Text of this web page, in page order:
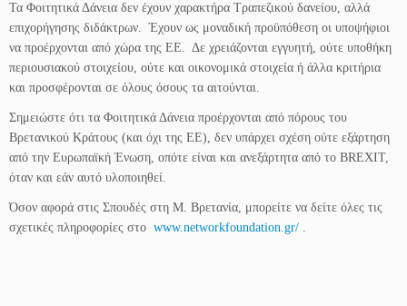
Τα Φοιτητικά Δάνεια δεν έχουν χαρακτήρα Τραπεζικού δανείου, αλλά
επιχορήγησης διδάκτρων. Έχουν ως μοναδική προϋπόθεση οι υποψήφιοι
να προέρχονται από χώρα της ΕΕ. Δε χρειάζονται εγγυητή, ούτε υποθήκη
περιουσιακού στοιχείου, ούτε και οικονομικά στοιχεία ή άλλα κριτήρια
και προσφέρονται σε όλους όσους τα αιτούνται.
Σημειώστε ότι τα Φοιτητικά Δάνεια προέρχονται από πόρους του
Βρετανικού Κράτους (και όχι της ΕΕ), δεν υπάρχει σχέση ούτε εξάρτηση
από την Ευρωπαϊκή Ένωση, οπότε είναι και ανεξάρτητα από το BREXIT,
όταν και εάν αυτό υλοποιηθεί.
Όσον αφορά στις Σπουδές στη Μ. Βρετανία, μπορείτε να δείτε όλες τις
σχετικές πληροφορίες στο www.networkfoundation.gr/ .